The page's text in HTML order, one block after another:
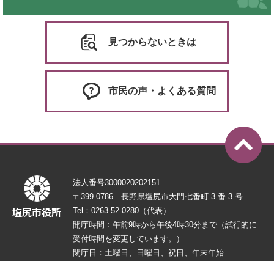
見つからないときは
市民の声・よくある質問
法人番号3000020202151
〒399-0786 長野県塩尻市大門七番町 3 番 3 号
Tel：0263-52-0280（代表）
開庁時間：午前9時から午後4時30分まで（試行的に
受付時間を変更しています。）
閉庁日：土曜日、日曜日、祝日、年末年始